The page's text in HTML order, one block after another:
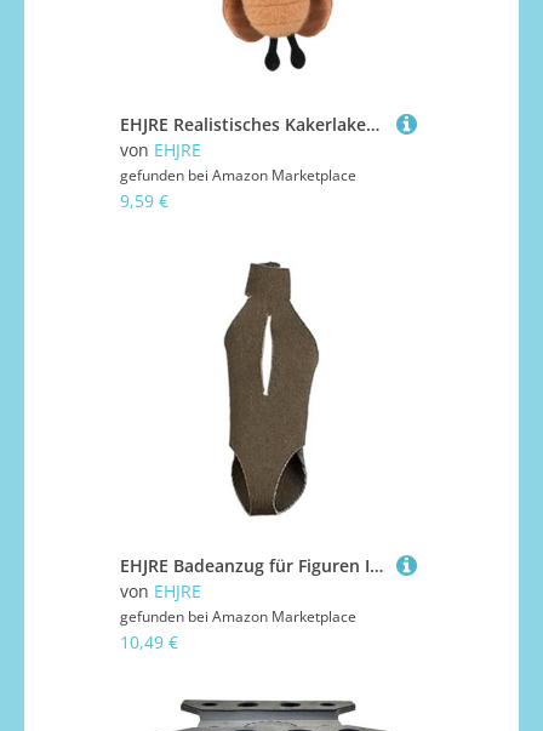
EHJRE Realistisches Kakerlaken Plüschtier für Geburtstagsgeschenke, A
von EHJRE
gefunden bei Amazon Marketplace
9,59 €
EHJRE Badeanzug für Figuren Im Maßstab 1/12, Miniaturkleidung Aus Hochwertigem Stoff, Geeignet für Weibliche Figuren Und Spielzeuge, GrÜn
von EHJRE
gefunden bei Amazon Marketplace
10,49 €